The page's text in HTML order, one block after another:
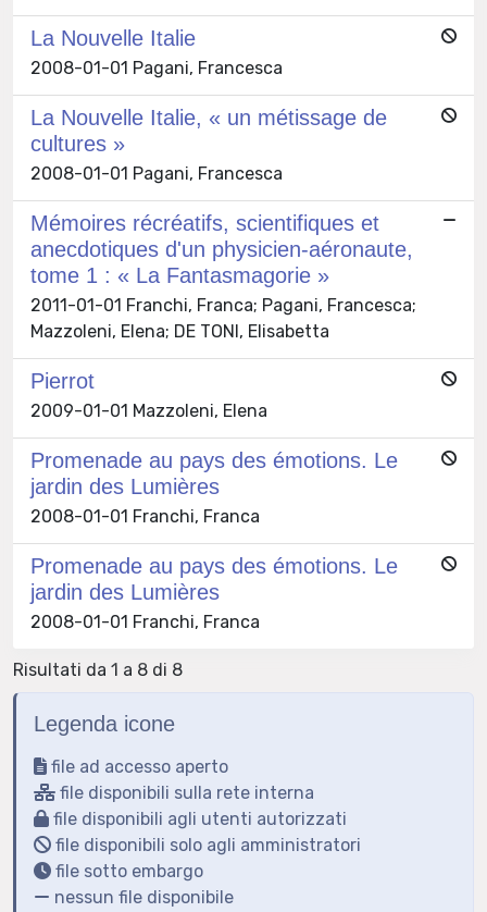
La Nouvelle Italie
2008-01-01 Pagani, Francesca
La Nouvelle Italie, « un métissage de
cultures »
2008-01-01 Pagani, Francesca
Mémoires récréatifs, scientifiques et
anecdotiques d'un physicien-aéronaute,
tome 1 : « La Fantasmagorie »
2011-01-01 Franchi, Franca; Pagani, Francesca;
Mazzoleni, Elena; DE TONI, Elisabetta
Pierrot
2009-01-01 Mazzoleni, Elena
Promenade au pays des émotions. Le
jardin des Lumières
2008-01-01 Franchi, Franca
Promenade au pays des émotions. Le
jardin des Lumières
2008-01-01 Franchi, Franca
Risultati da 1 a 8 di 8
Legenda icone
file ad accesso aperto
file disponibili sulla rete interna
file disponibili agli utenti autorizzati
file disponibili solo agli amministratori
file sotto embargo
nessun file disponibile